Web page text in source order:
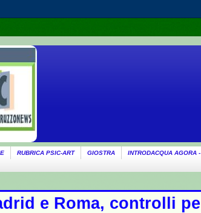
RUBRICA PSIC-ART GIOSTRA
INTRODACQUA AGORA
per chi